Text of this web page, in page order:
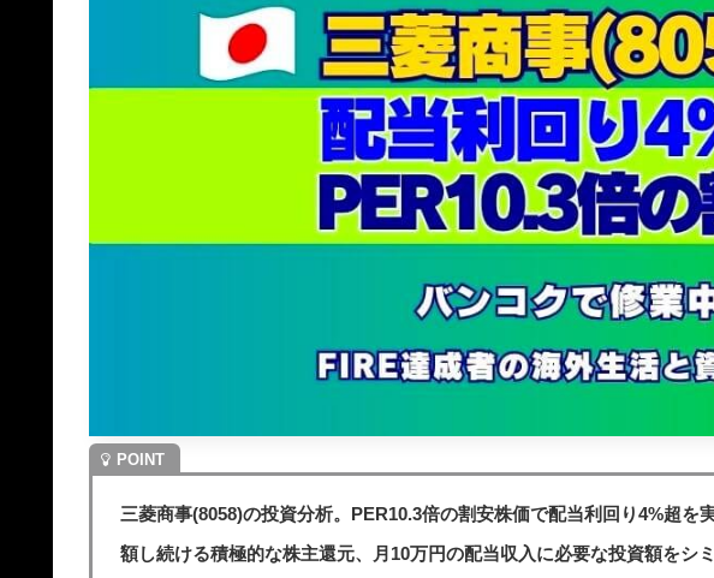
三菱商事(8058)の投資分析。PER10.3倍の割安株価で配当利回り4%超を
額し続ける積極的な株主還元、月10万円の配当収入に必要な投資額をシ